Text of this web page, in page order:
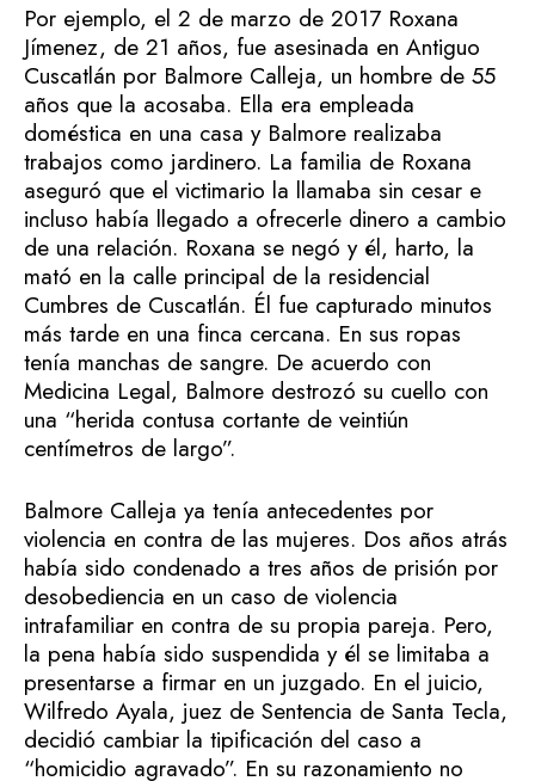
Por ejemplo, el 2 de marzo de 2017 Roxana
Jímenez, de 21 años, fue asesinada en Antiguo
Cuscatlán por Balmore Calleja, un hombre de 55
años que la acosaba. Ella era empleada
doméstica en una casa y Balmore realizaba
trabajos como jardinero. La familia de Roxana
aseguró que el victimario la llamaba sin cesar e
incluso había llegado a ofrecerle dinero a cambio
de una relación. Roxana se negó y él, harto, la
mató en la calle principal de la residencial
Cumbres de Cuscatlán. Él fue capturado minutos
más tarde en una finca cercana. En sus ropas
tenía manchas de sangre. De acuerdo con
Medicina Legal, Balmore destrozó su cuello con
una “herida contusa cortante de veintiún
centímetros de largo”.
Balmore Calleja ya tenía antecedentes por
violencia en contra de las mujeres. Dos años atrás
había sido condenado a tres años de prisión por
desobediencia en un caso de violencia
intrafamiliar en contra de su propia pareja. Pero,
la pena había sido suspendida y él se limitaba a
presentarse a firmar en un juzgado. En el juicio,
Wilfredo Ayala, juez de Sentencia de Santa Tecla,
decidió cambiar la tipificación del caso a
“homicidio agravado”. En su razonamiento no